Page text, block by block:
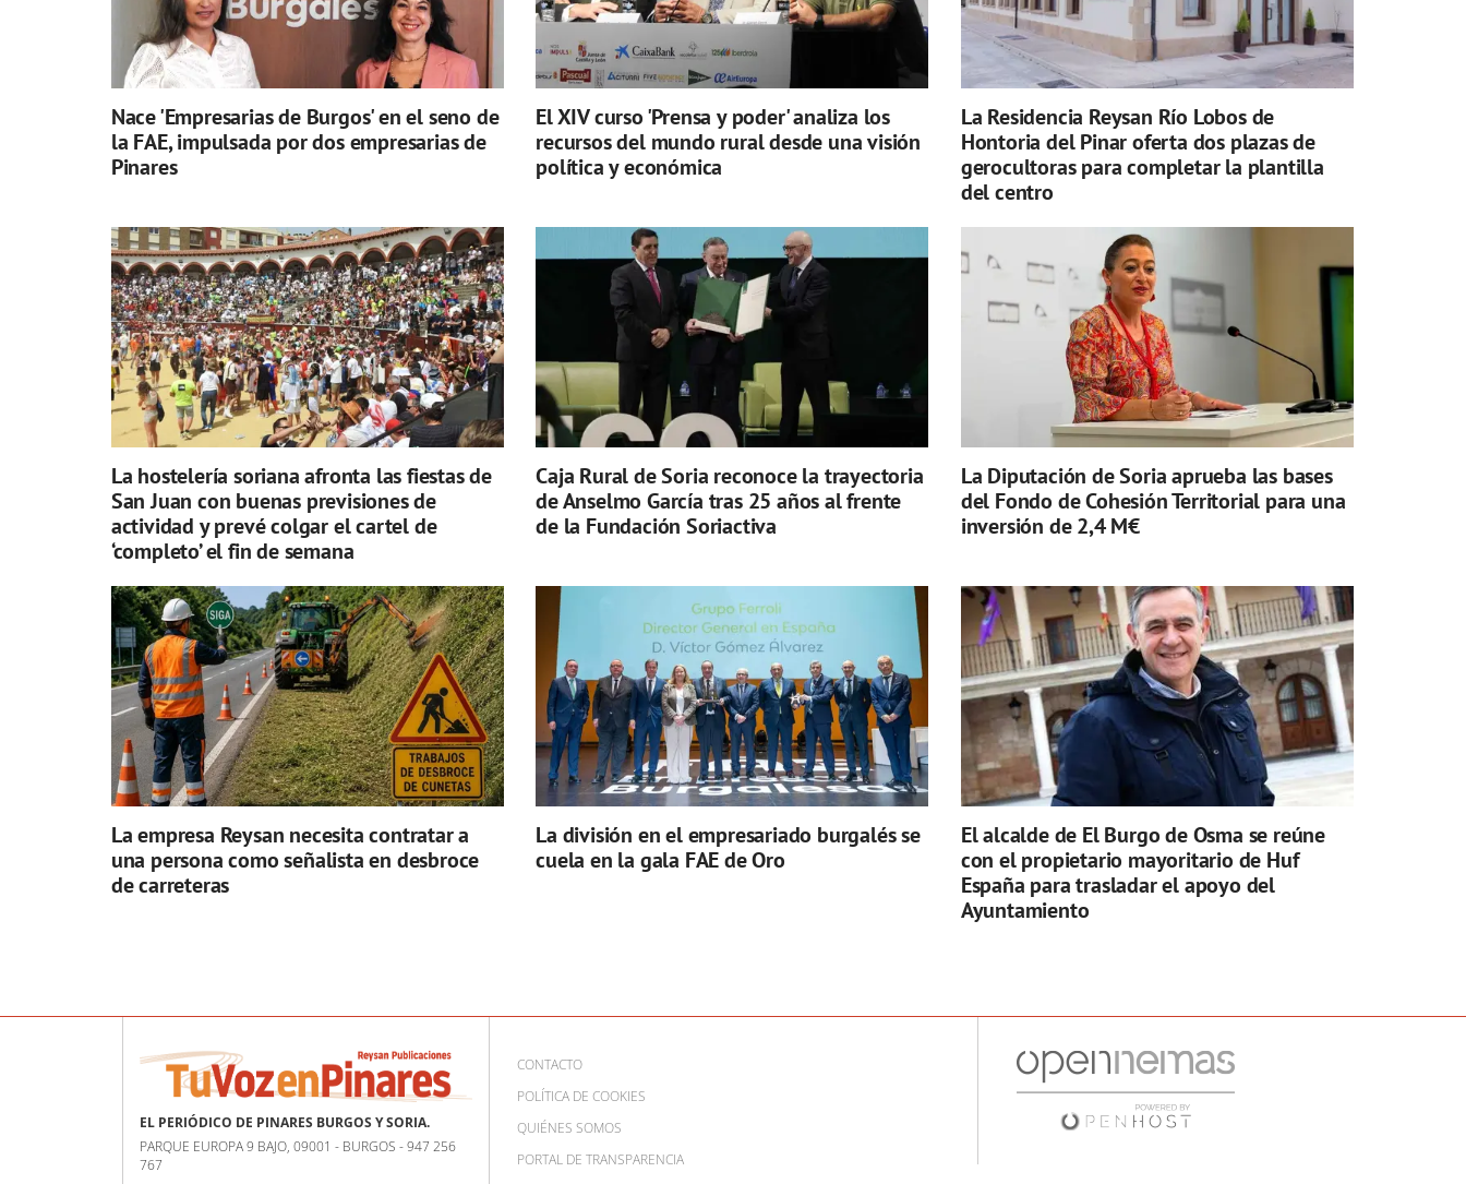
Nace 'Empresarias de Burgos' en el seno de
la FAE, impulsada por dos empresarias de
Pinares
El XIV curso 'Prensa y poder' analiza los
recursos del mundo rural desde una visión
política y económica
La Residencia Reysan Río Lobos de
Hontoria del Pinar oferta dos plazas de
gerocultoras para completar la plantilla
del centro
La hostelería soriana afronta las fiestas de
San Juan con buenas previsiones de
actividad y prevé colgar el cartel de
‘completo’ el fin de semana
Caja Rural de Soria reconoce la trayectoria
de Anselmo García tras 25 años al frente
de la Fundación Soriactiva
La Diputación de Soria aprueba las bases
del Fondo de Cohesión Territorial para una
inversión de 2,4 M€
La empresa Reysan necesita contratar a
una persona como señalista en desbroce
de carreteras
La división en el empresariado burgalés se
cuela en la gala FAE de Oro
El alcalde de El Burgo de Osma se reúne
con el propietario mayoritario de Huf
España para trasladar el apoyo del
Ayuntamiento
EL PERIÓDICO DE PINARES BURGOS Y SORIA.
PARQUE EUROPA 9 BAJO, 09001 - BURGOS - 947 256
767
CONTACTO
POLÍTICA DE COOKIES
QUIÉNES SOMOS
PORTAL DE TRANSPARENCIA